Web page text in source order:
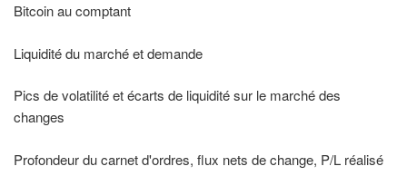
Bitcoin au comptant
Liquidité du marché et demande
Pics de volatilité et écarts de liquidité sur le marché des
changes
Profondeur du carnet d'ordres, flux nets de change, P/L réalisé